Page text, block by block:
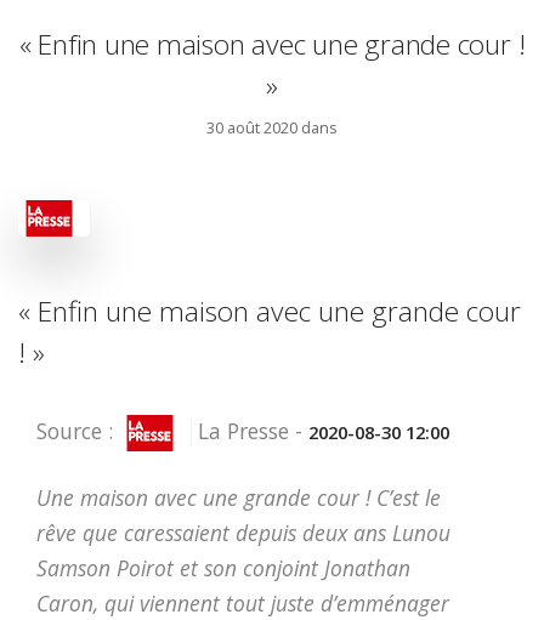
« Enfin une maison avec une grande cour !
»
30 août 2020 dans
« Enfin une maison avec une grande cour
! »
Source : La Presse - 2020-08-30 12:00
Une maison avec une grande cour ! C’est le
rêve que caressaient depuis deux ans Lunou
Samson Poirot et son conjoint Jonathan
Caron, qui viennent tout juste d’emménager